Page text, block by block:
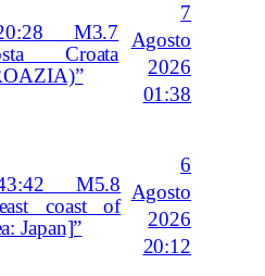
M3.7
Croata
7
Agosto
2026
01:38
M5.8
coast of
Japan]”
6
Agosto
2026
20:12